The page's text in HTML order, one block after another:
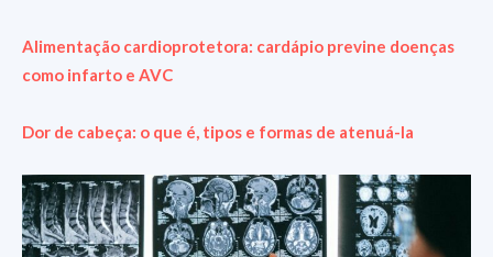
Alimentação cardioprotetora: cardápio previne doenças
como infarto e AVC
Dor de cabeça: o que é, tipos e formas de atenuá-la